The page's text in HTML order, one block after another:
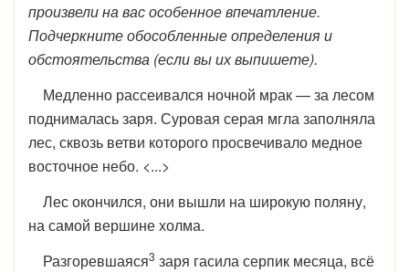
произвели на вас особенное впечатление.
Подчеркните обособленные определения и
обстоятельства (если вы их выпишете).
Медленно рассеивался ночной мрак — за лесом
поднималась заря. Суровая серая мгла заполняла
лес, сквозь ветви которого просвечивало медное
восточное небо. <...>
Лес окончился, они вышли на широкую поляну,
на самой вершине холма.
Разгоревшаяся3 заря гасила серпик месяца, всё